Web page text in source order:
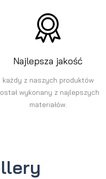
Najlepsza jakość
każdy z naszych produktów
wykonany z najlepszych
materiałów.